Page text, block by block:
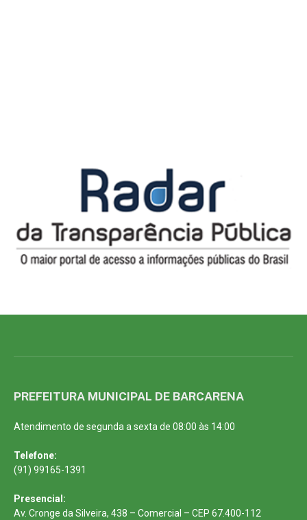
PREFEITURA MUNICIPAL DE BARCARENA
Atendimento de segunda a sexta de 08:00 às 14:00
Telefone:
(91) 99165-1391
Presencial:
Av. Cronge da Silveira, 438 – Comercial – CEP 67.400-112